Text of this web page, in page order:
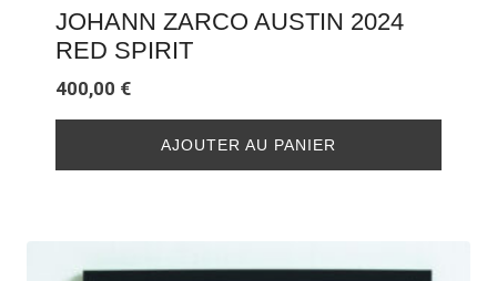
JOHANN ZARCO AUSTIN 2024
RED SPIRIT
400,00 €
AJOUTER AU PANIER